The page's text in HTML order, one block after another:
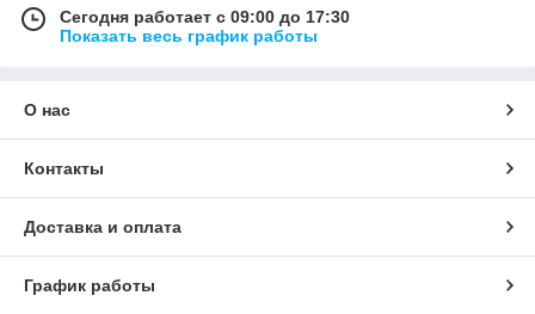
Сегодня работает с 09:00 до 17:30
Показать весь график работы
О нас
Контакты
Доставка и оплата
График работы